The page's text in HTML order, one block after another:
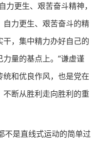
力更生、艰苦奋斗精神，
力更生、艰苦奋斗的精
，集中精力办好自己的
量的基点上。”谦虚谨
和优良作风，也是党在
断从胜利走向胜利的重
不是直线式运动的简单过